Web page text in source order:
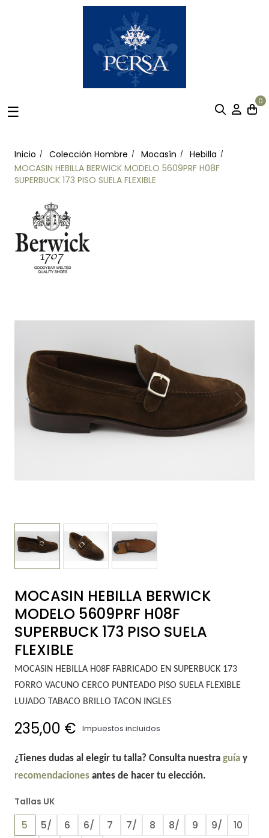
Navegación
☰
0
Inicio Colección Hombre Mocasín
Hebilla
MOCASIN HEBILLA BERWICK MODELO 5609PRF H08F
SUPERBUCK 173 PISO SUELA FLEXIBLE
MOCASIN HEBILLA BERWICK
MODELO 5609PRF H08F
SUPERBUCK 173 PISO SUELA
FLEXIBLE
MOCASIN HEBILLA H08F FABRICADO EN SUPERBUCK 173
FORRO VACUNO CERCO PUNTEADO PISO SUELA FLEXIBLE
LUJADO TABACO BRILLO TACON INGLES
235,00 € Impuestos incluidos
¿Tienes dudas al elegir tu talla? Consulta nuestra guíay
recomendacionesantes de hacer tu elección.
Tallas UK
5 5/ 6 6/ 7 7/ 8 8/ 9 9/
10